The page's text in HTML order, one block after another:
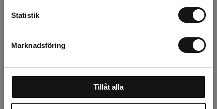
Statistik
Marknadsföring
Tillåt alla
säsongen
Egenskaper
Varierar beroende på sort – vitt, gult, rosa, lila,
orange och mörkrött.